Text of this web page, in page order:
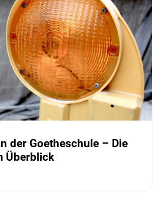
der Goetheschule – Die
Überblick